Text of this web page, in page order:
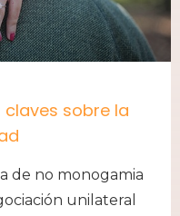
claves sobre la
de no monogamia
unilateral